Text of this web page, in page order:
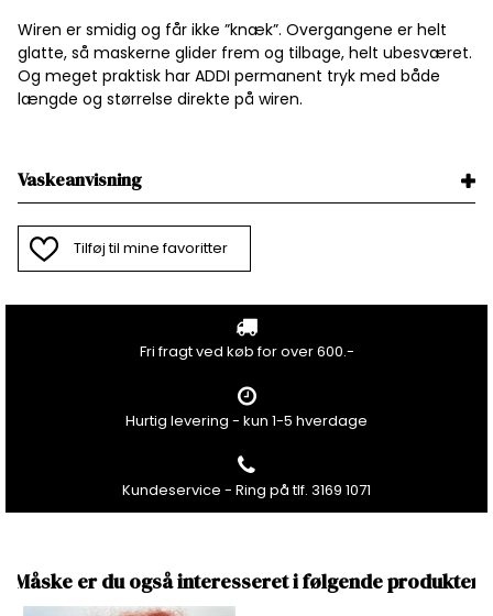
Wiren er smidig og får ikke ”knæk”. Overgangene er helt
glatte, så maskerne glider frem og tilbage, helt ubesværet.
Og meget praktisk har ADDI permanent tryk med både
længde og størrelse direkte på wiren.
Vaskeanvisning
Tilføj til mine favoritter
Fri fragt ved køb for over 600.-
Hurtig levering - kun 1-5 hverdage
Kundeservice - Ring på tlf. 3169 1071
Måske er du også interesseret i følgende produkter